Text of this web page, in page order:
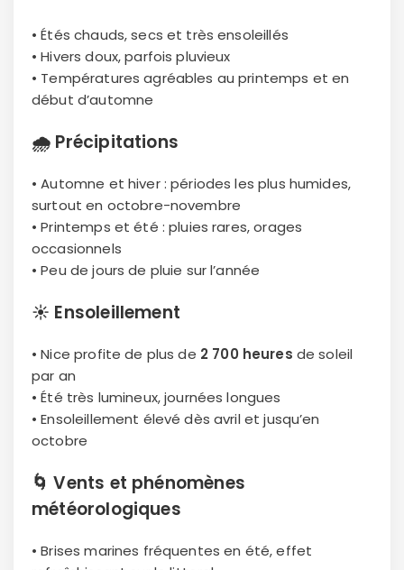
• Étés chauds, secs et très ensoleillés
• Hivers doux, parfois pluvieux
• Températures agréables au printemps et en
début d’automne
🌧 Précipitations
• Automne et hiver : périodes les plus humides,
surtout en octobre-novembre
• Printemps et été : pluies rares, orages
occasionnels
• Peu de jours de pluie sur l’année
☀️ Ensoleillement
• Nice profite de plus de 2 700 heures de soleil
par an
• Été très lumineux, journées longues
• Ensoleillement élevé dès avril et jusqu’en
octobre
🌀Vents et phénomènes
météorologiques
• Brises marines fréquentes en été, effet